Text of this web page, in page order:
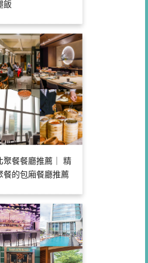
飯
聚餐餐廳推薦｜ 精
餐的包廂餐廳推薦